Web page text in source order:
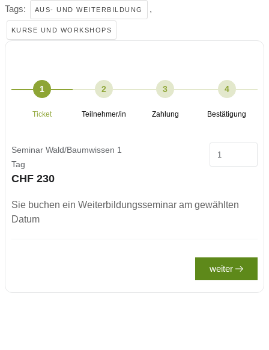
Tags: AUS- UND WEITERBILDUNG ,
KURSE UND WORKSHOPS
1
Ticket
2
Teilnehmer/in
3
Zahlung
4
Bestätigung
Seminar Wald/Baumwissen 1
Tag
CHF 230
Sie buchen ein Weiterbildungsseminar am gewählten
Datum
weiter